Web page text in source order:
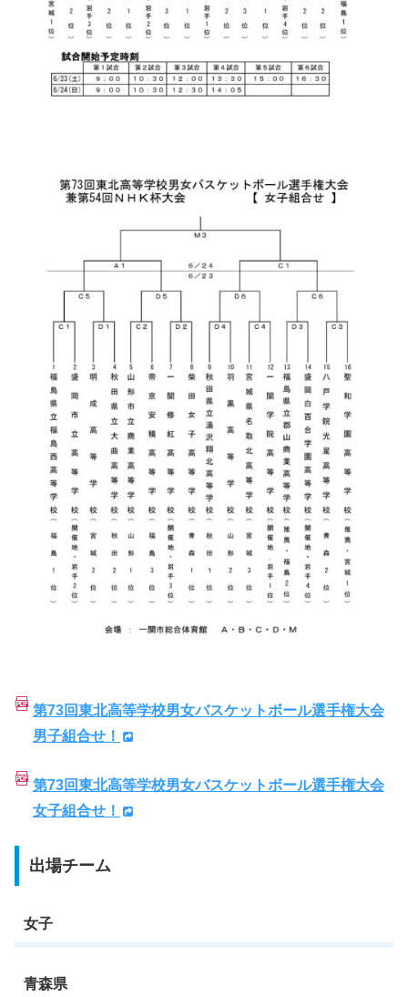
第73回東北高等学校男女バスケットボール選手権大会
男子組合せ！
第73回東北高等学校男女バスケットボール選手権大会
女子組合せ！
出場チーム
女子
青森県